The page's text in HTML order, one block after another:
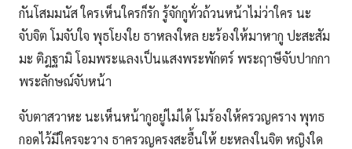
กันโสมมนัส ใครเห็นใครก็รัก รู้จักกูทั่วถ้วนหน้าไม่ว่าใคร นะ
จับจิต โมจับใจ พุธโยงใย ธาหลงใหล ยะร้องให้มาหากู ปะสะสัม
มะ ติฎฐามิ โอมพระแลงเป็นแสงพระพักตร์ พระฤาษีจับปากกา
พระลักษณ์จับหน้า
จับตาสวาหะ นะเห็นหน้ากูอยู่ไม่ได้ โมร้องให้ครวญคราง พุทธ
กอดไว้มีใครจะวาง ธาครวญครงสะอื้นให้ ยะหลงในจิต หญิงใด